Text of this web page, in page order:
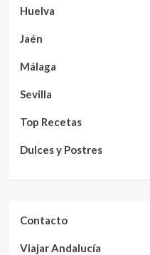
Huelva
Jaén
Málaga
Sevilla
Top Recetas
Dulces y Postres
Contacto
Viajar Andalucía